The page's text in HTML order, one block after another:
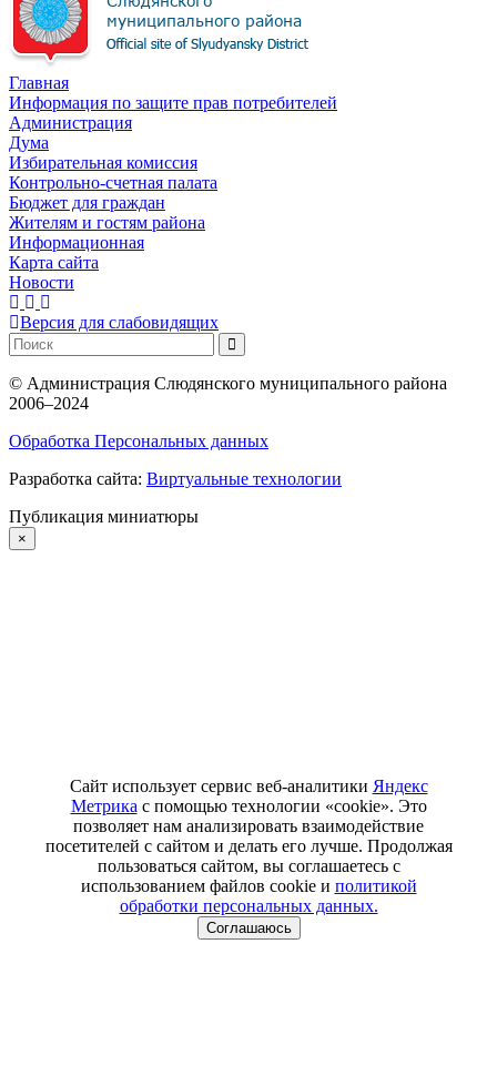
Главная
Информация по защите прав потребителей
Администрация
Дума
Избирательная комиссия
Контрольно-счетная палата
Бюджет для граждан
Жителям и гостям района
Информационная
Карта сайта
Новости
Версия для слабовидящих
© Администрация Слюдянского муниципального района
2006–2024
Обработка Персональных данных
Разработка сайта: Виртуальные технологии
Публикация миниатюры
×
Сайт использует сервис веб-аналитики Яндекс
Метрика с помощью технологии «cookie». Это
позволяет нам анализировать взаимодействие
посетителей с сайтом и делать его лучше. Продолжая
пользоваться сайтом, вы соглашаетесь с
использованием файлов cookie и политикой
обработки персональных данных.
Соглашаюсь